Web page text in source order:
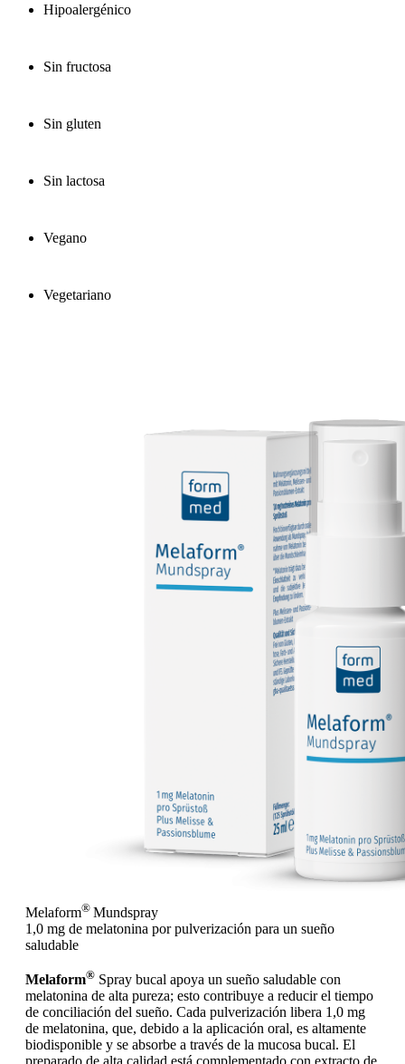
Hipoalergénico
Sin fructosa
Sin gluten
Sin lactosa
Vegano
Vegetariano
Melaform® Mundspray
1,0 mg de melatonina por pulverización para un sueño
saludable
Melaform® Spray bucal apoya un sueño saludable con
melatonina de alta pureza; esto contribuye a reducir el tiempo
de conciliación del sueño. Cada pulverización libera 1,0 mg
de melatonina, que, debido a la aplicación oral, es altamente
biodisponible y se absorbe a través de la mucosa bucal. El